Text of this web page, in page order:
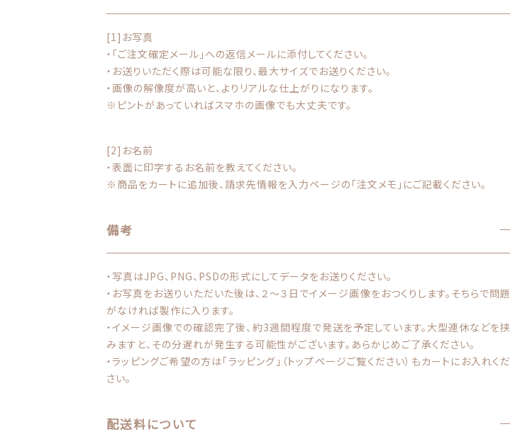
[1]お写真
・「ご注文確定メール」への返信メールに添付してください。
・お送りいただく際は可能な限り、最大サイズでお送りください。
・画像の解像度が高いと、よりリアルな仕上がりになります。
※ピントがあっていればスマホの画像でも大丈夫です。
[2]お名前
・表面に印字するお名前を教えてください。
※商品をカートに追加後、請求先情報を入力ページの「注文メモ」にご記載ください。
備考
・写真はJPG、PNG、PSDの形式にしてデータをお送りください。
・お写真をお送りいただいた後は、２〜３日でイメージ画像をおつくりします。 そちらで問題
がなければ製作に入ります。
・イメージ画像での確認完了後、約3週間程度で発送を予定しています。大型連休などを挟
みますと、その分遅れが発生する可能性がございます。あらかじめご了承ください。
・ラッピングご希望の方は「ラッピング」（トップページご覧ください）もカートにお入れくだ
さい。
配送料について